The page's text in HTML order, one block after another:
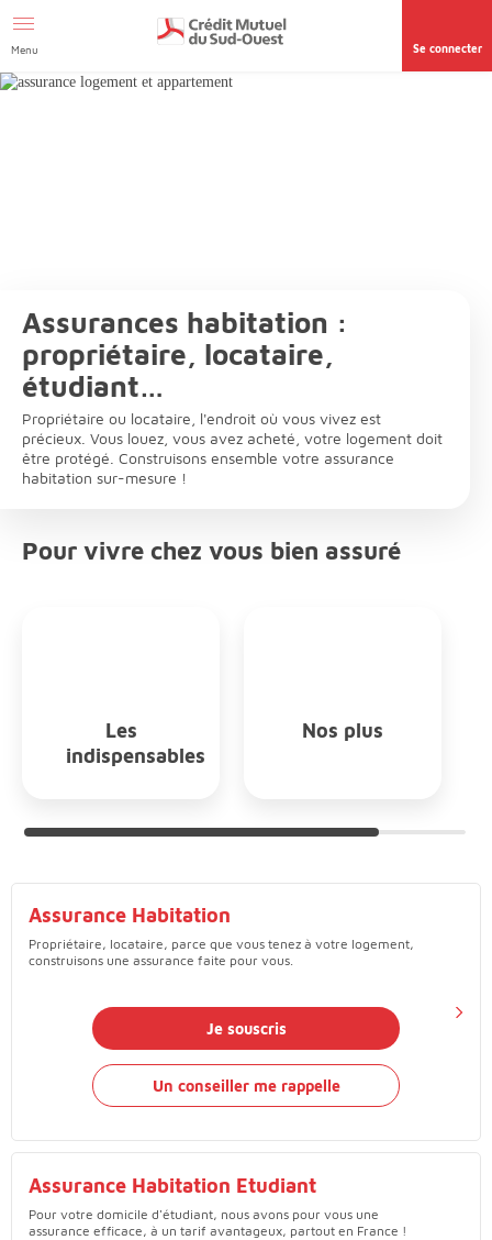
page accessibilité
Menu Se connecter
Assurances habitation :
propriétaire, locataire,
étudiant…
Propriétaire ou locataire, l'endroit où vous vivez est
précieux. Vous louez, vous avez acheté, votre logement doit
être protégé. Construisons ensemble votre assurance
habitation sur-mesure !
Pour vivre chez vous bien assuré
Les
indispensables
Nos plus
Assurance Habitation
Propriétaire, locataire, parce que vous tenez à votre logement,
construisons une assurance faite pour vous.
Je souscris
Un conseiller me rappelle
Assurance Habitation Etudiant
Pour votre domicile d'étudiant, nous avons pour vous une
assurance efficace, à un tarif avantageux, partout en France !